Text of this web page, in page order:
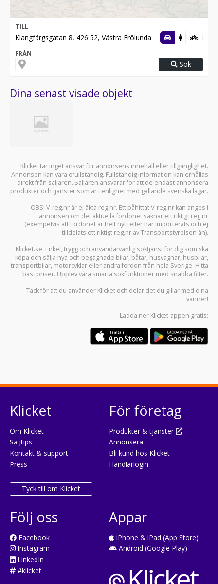
TILL
Klangfärgsgatan 8, 426 52, Västra Frölunda
FRÅN
Sök
Dina senast visade objekt
Klicket tar inget ansvar för annonsens innehåll eller tillgänglighet.
Annonsen kan vara ofullständig. Fullständig information kan erhållas
direkt från säljaren. Säljaren ansvarar för att de endast annonsera
produkter och tjänster som är i enlighet med gällande svenska lagar.
OBS! V-reg.nr är ej äkta reg.nr. Ett påhittat V-reg.nr kan anges i
annonsen om det aktuella fordonet saknar ett riktigt reg.nr
(exempelvis att fordonet är helt nytt eller har importerats och ej
tilldelats ett riktigt reg.nr av Transportstyrelsen än).
Klicket.se: Enkel, trygg och användarvänlig söktjänst för dig som ska
köpa och sälja nya och begagnade bilar, båtar, husvagnar, husbilar,
transportbilar, motorcyklar eller andra fordon från hela Sverige. Hitta
bäst priser. Upplev våra smarta sökfunktioner med snabba filter.
Tack för att du använder Klicket och delar det du gillar med dina
vänner!
Ladda ner Klicket-appen gratis:
Klicket
Om Klicket
Säljtips
Kontakt & support
Press
Tyck till om Klicket
För företag
Produkter & tjänster
Annonsera
Bli kund hos Klicket
Handlarlogin
Följ oss
Facebook
Instagram
LinkedIn
#klicket
Appar
iPhone & iPad (App Store)
Android (Google Play)